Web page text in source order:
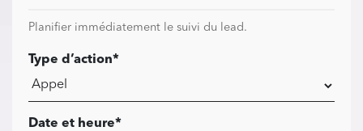
Planifier immédiatement le suivi du lead.
Type d’action*
Date et heure*